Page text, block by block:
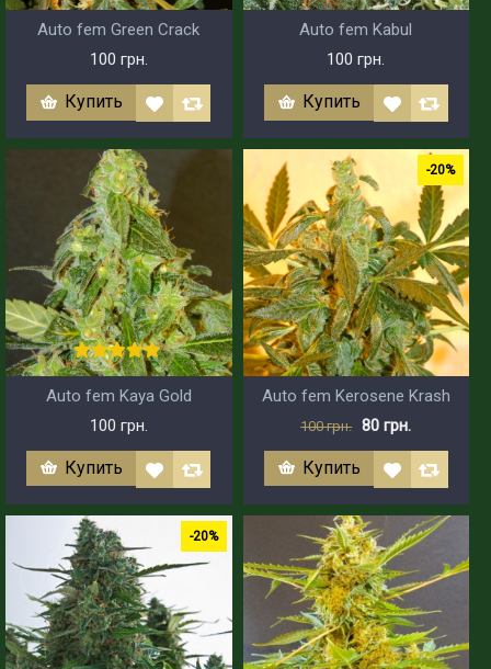
Auto fem Green Crack
100 грн.
Купить
Auto fem Kabul
100 грн.
Купить
Auto fem Kaya Gold
100 грн.
Купить
-20%
Auto fem Kerosene Krash
100 грн. 80 грн.
Купить
-20%